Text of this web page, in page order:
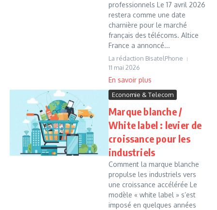
professionnels Le 17 avril 2026
restera comme une date
charnière pour le marché
français des télécoms. Altice
France a annoncé...
La rédaction BisatelPhone
11 mai 2026
Economie & Telecom
Marque blanche /
White label : levier de
croissance pour les
industriels
Comment la marque blanche
propulse les industriels vers
une croissance accélérée Le
modèle « white label » s’est
imposé en quelques années